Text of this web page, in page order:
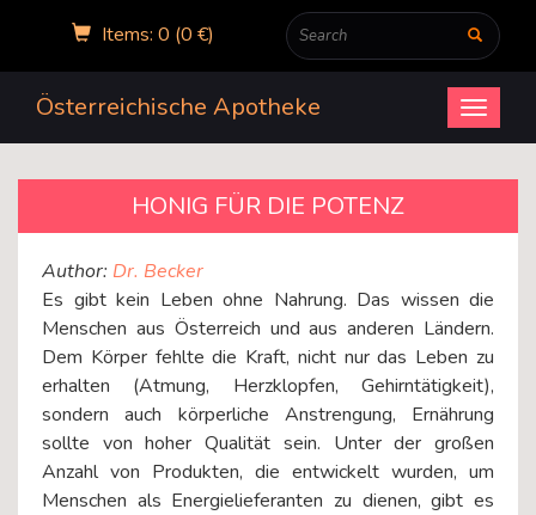
Items: 0 (0 €)
Open
menu
Österreichische Apotheke
HONIG FÜR DIE POTENZ
Author: Dr. Becker
Es gibt kein Leben ohne Nahrung. Das wissen die
Menschen aus Österreich und aus anderen Ländern.
Dem Körper fehlte die Kraft, nicht nur das Leben zu
erhalten (Atmung, Herzklopfen, Gehirntätigkeit),
sondern auch körperliche Anstrengung, Ernährung
sollte von hoher Qualität sein. Unter der großen
Anzahl von Produkten, die entwickelt wurden, um
Menschen als Energielieferanten zu dienen, gibt es